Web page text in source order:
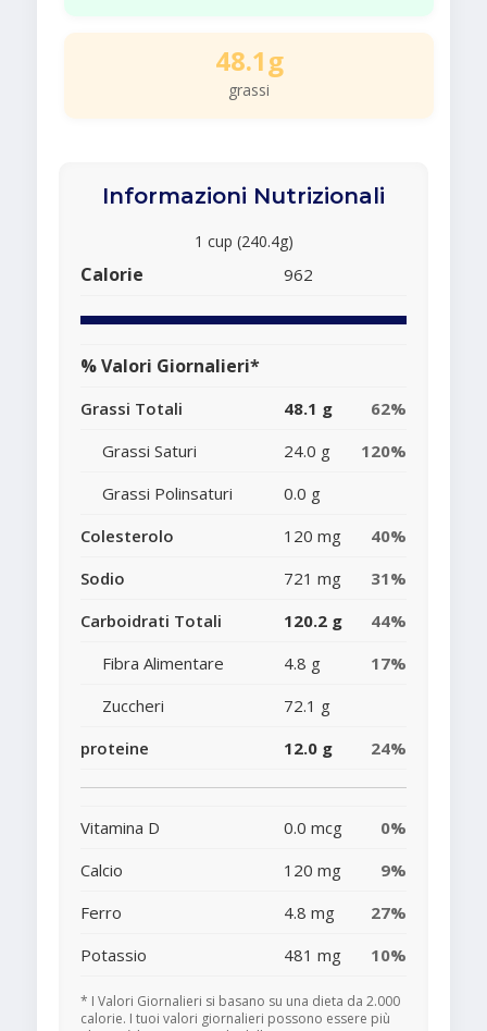
48.1g
grassi
Informazioni Nutrizionali
1 cup (240.4g)
Calorie 962
% Valori Giornalieri*
Grassi Totali 48.1 g
62%
Grassi Saturi
24.0 g
120%
Grassi Polinsaturi
0.0 g
Colesterolo
120 mg
40%
Sodio
721 mg
31%
Carboidrati Totali
120.2 g
44%
Fibra Alimentare
4.8 g
17%
Zuccheri
72.1 g
proteine
12.0 g 24%
Vitamina D 0.0 mcg
0%
Calcio
120 mg
9%
Ferro
4.8 mg
27%
Potassio
481 mg 10%
* I Valori Giornalieri si basano su una dieta da 2.000
calorie. I tuoi valori giornalieri possono essere più